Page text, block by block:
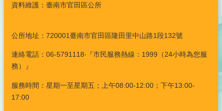
及
性
感
冒
防
疫
專
區
資料維護：臺南市官田區公所
公所地址：720001臺南市官田區隆田里中山路1段132號
連絡電話：06-5791118‧『市民服務熱線：1999（24小時為您服
務）』
服務時間：星期一至星期五；上午08:00-12:00；下午13:00-
17:00